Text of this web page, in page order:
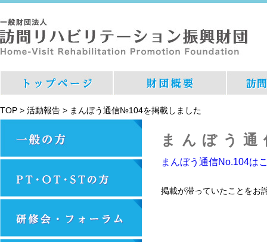
TOP > 活動報告 > まんぼう通信№104を掲載しました
まんぼう
まんぼう通信No.104は
掲載が滞っていたことをお